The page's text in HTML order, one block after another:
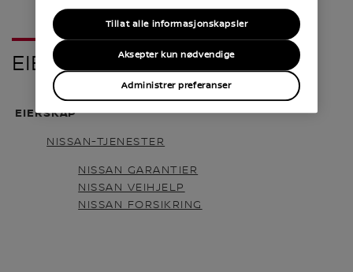
EIERSKAP
EIERSKAP
NISSAN-TJENESTER
NISSAN GARANTIER
NISSAN VEIHJELP
NISSAN FORSIKRING
Administrer preferanser
Aksepter kun nødvendige
Tillat alle informasjonskapsler